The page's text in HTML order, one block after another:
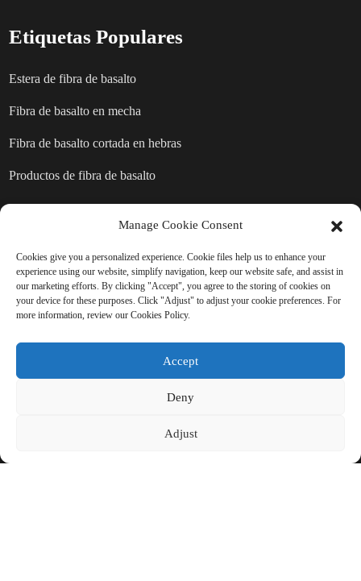
Etiquetas Populares
Estera de fibra de basalto
Fibra de basalto en mecha
Fibra de basalto cortada en hebras
Productos de fibra de basalto
PARA OBTENER MÁS
INFORMACIÓN?
Manage Cookie Consent
Cookies give you a personalized experience. Cookie files help us to enhance your
experience using our website, simplify navigation, keep our website safe, and assist in
our marketing efforts. By clicking "Accept", you agree to the storing of cookies on
your device for these purposes. Click "Adjust" to adjust your cookie preferences. For
more information, review our Cookies Policy.
Accept
Deny
Adjust